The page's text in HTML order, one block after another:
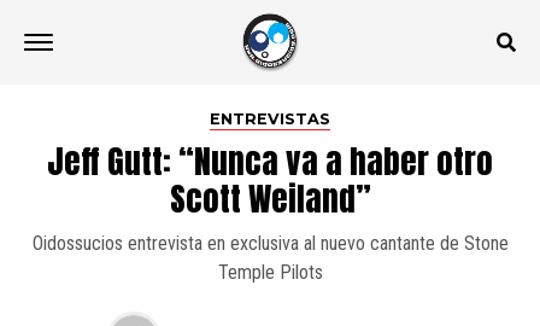
ENTREVISTAS
Jeff Gutt: “Nunca va a haber otro
Scott Weiland”
Oidossucios entrevista en exclusiva al nuevo cantante de Stone
Temple Pilots